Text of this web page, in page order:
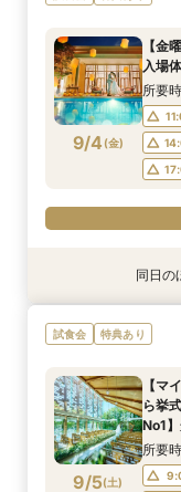
9/3(木)
ラン
9/3(木)
×森の
9/3(木)
見積&
9/4 (金)
【金
入場
所要
特典あり
9/4(金)
【少
ラン
9/4(金)
限定1
×森の
9/4(金)
【オ
見積&
同日の
試食会 特典あり
9/5(土)
【マ
ら挙
No1
食
所要